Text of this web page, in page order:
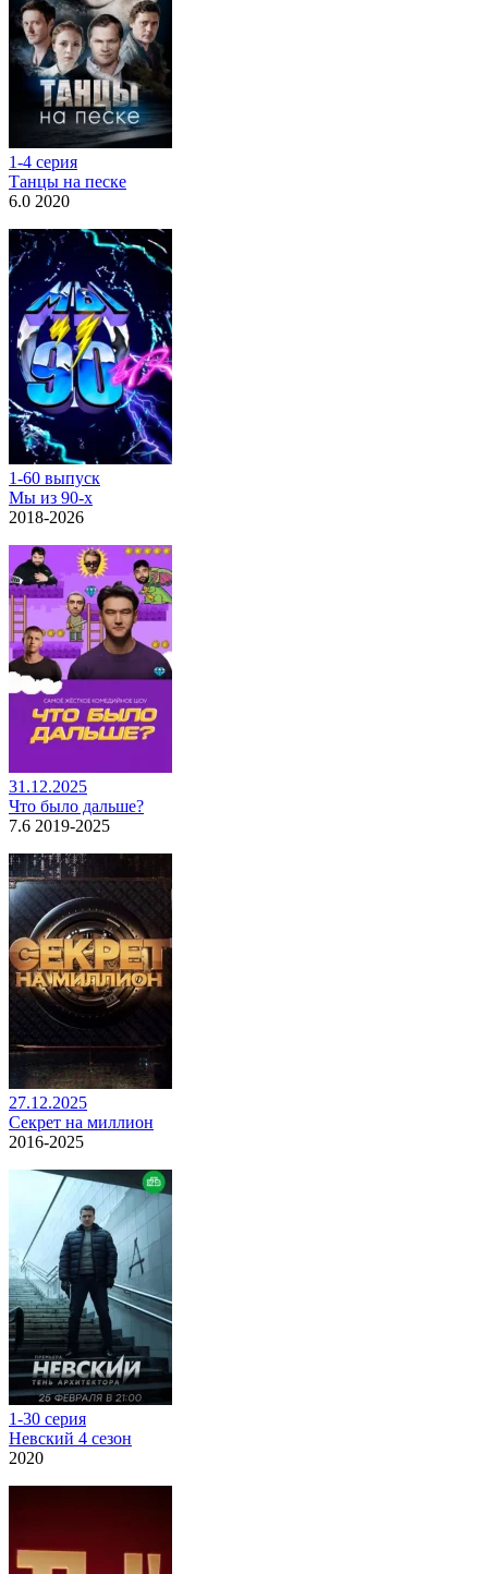
1-4 серия
Танцы на песке
6.0 2020
1-60 выпуск
Мы из 90-х
2018-2026
31.12.2025
Что было дальше?
7.6 2019-2025
27.12.2025
Секрет на миллион
2016-2025
1-30 серия
Невский 4 сезон
2020